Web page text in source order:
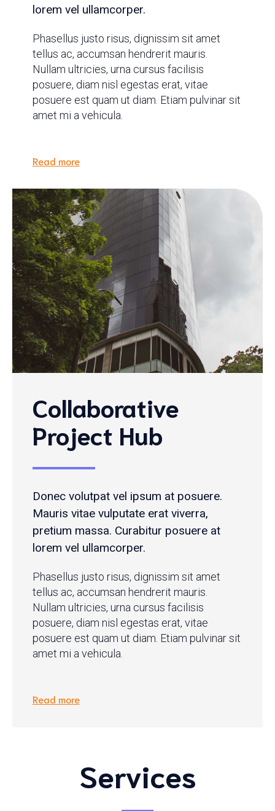
lorem vel ullamcorper.
Phasellus justo risus, dignissim sit amet
tellus ac, accumsan hendrerit mauris.
Nullam ultricies, urna cursus facilisis
posuere, diam nisl egestas erat, vitae
posuere est quam ut diam. Etiam pulvinar sit
amet mi a vehicula.
Read more
Collaborative
Project Hub
Donec volutpat vel ipsum at posuere.
Mauris vitae vulputate erat viverra,
pretium massa. Curabitur posuere at
lorem vel ullamcorper.
Phasellus justo risus, dignissim sit amet
tellus ac, accumsan hendrerit mauris.
Nullam ultricies, urna cursus facilisis
posuere, diam nisl egestas erat, vitae
posuere est quam ut diam. Etiam pulvinar sit
amet mi a vehicula.
Read more
Services